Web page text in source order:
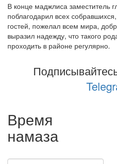
В конце маджлиса заместитель
поблагодарил всех
гостей, пожелал всем мира,
выразил надежду, что такого
проходить в районе регулярно.
Время
намаза